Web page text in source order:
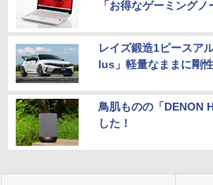
「お得なゲーミングノ
レイズ鍛造1ピースア
lus」軽量なままに剛
鳥肌ものの「DENON
した！